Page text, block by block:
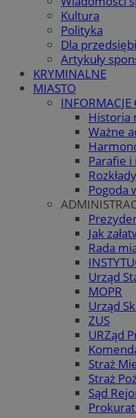
Kultura
Polityka
Dla
Artykuły
KRYMINALNE
MIASTO
INFORMACJE
Historia
Ważne
Parafie i
Pogoda
Jak
Rada
Urząd
MOPR
Urząd
ZUS
URZąd
Straż
Straż
Sąd